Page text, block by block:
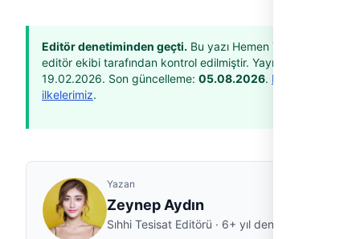
Editör denetiminden geçti. Bu yazı Hemen Tesisat
editör ekibi tarafından kontrol edilmiştir. Yayın tarihi:
19.02.2026. Son güncelleme: 05.08.2026. Editöryel
ilkelerimiz.
Yazan
Zeynep Aydın
Sıhhi Tesisat Editörü · 6+ yıl deneyim